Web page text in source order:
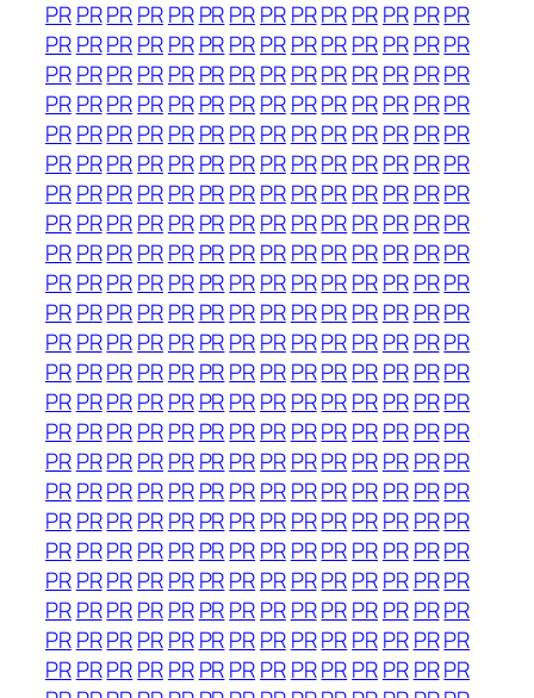
PRPRPRPRPR PRPRPRPRPRPRPR PRPR
PRPRPRPRPR PRPRPRPRPRPRPR PRPR
PRPRPRPRPR PRPRPRPRPRPRPR PRPR
PRPRPRPRPR PRPRPRPRPRPRPR PRPR
PRPRPRPRPR PRPRPRPRPRPRPR PRPR
PRPRPRPRPR PRPRPRPRPRPRPR PRPR
PRPRPRPRPR PRPRPRPRPRPRPR PRPR
PRPRPRPRPR PRPRPRPRPRPRPR PRPR
PRPRPRPRPR PRPRPRPRPRPRPR PRPR
PRPRPRPRPR PRPRPRPRPRPRPR PRPR
PRPRPRPRPR PRPRPRPRPRPRPR PRPR
PRPRPRPRPR PRPRPRPRPRPRPR PRPR
PRPRPRPRPR PRPRPRPRPRPRPR PRPR
PRPRPRPRPR PRPRPRPRPRPRPR PRPR
PRPRPRPRPR PRPRPRPRPRPRPR PRPR
PRPRPRPRPR PRPRPRPRPRPRPR PRPR
PRPRPRPRPR PRPRPRPRPRPRPR PRPR
PRPRPRPRPR PRPRPRPRPRPRPR PRPR
PRPRPRPRPR PRPRPRPRPRPRPR PRPR
PRPRPRPRPR PRPRPRPRPRPRPR PRPR
PRPRPRPRPR PRPRPRPRPRPRPR PRPR
PRPRPRPRPR PRPRPRPRPRPRPR PRPR
PRPRPRPRPR PRPRPRPRPRPRPR PRPR